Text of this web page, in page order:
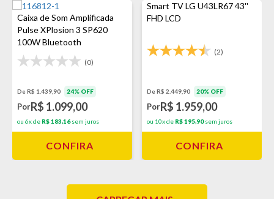
Caixa de Som Amplificada
Pulse XPlosion 3 SP620
100W Bluetooth
(0)
De R$ 1.439,90 24% OFF
PorR$ 1.099,00
ou 6x de R$ 183,16sem juros
CONFIRA
Smart TV LG U43LR67 43''
FHD LCD
(2)
De R$ 2.449,90 20% OFF
PorR$ 1.959,00
ou 10x de R$ 195,90sem juros
CONFIRA